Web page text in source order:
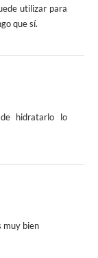
utilizar para
que sí.
hidratarlo lo
muy bien